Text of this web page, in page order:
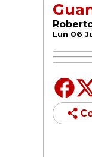
Lun 06